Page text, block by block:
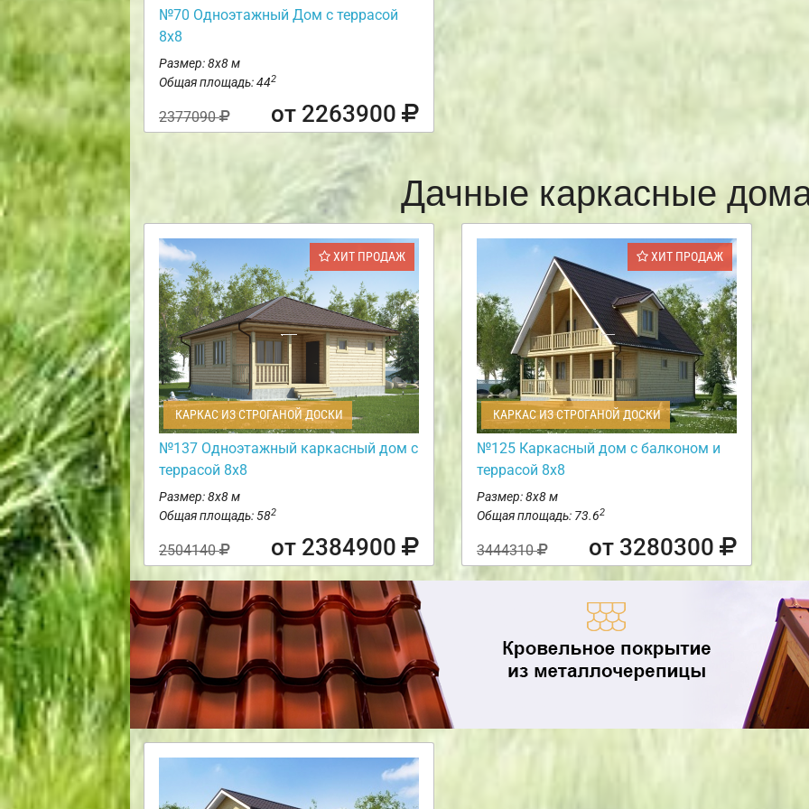
№70 Одноэтажный Дом с террасой
8х8
Размер: 8х8 м
Общая площадь: 442
2377090 от 2263900
Дачные каркасные
ХИТ ПРОДАЖ
КАРКАС ИЗ СТРОГАНОЙ ДОСКИ
№137 Одноэтажный каркасный дом с
террасой 8х8
Размер: 8х8 м
Общая площадь: 582
2504140 от 2384900
ХИТ ПРОДАЖ
КАРКАС ИЗ СТРОГАНОЙ ДОСКИ
№125 Каркасный дом с балконом и
террасой 8х8
Размер: 8х8 м
Общая площадь: 73.62
3444310 от 3280300